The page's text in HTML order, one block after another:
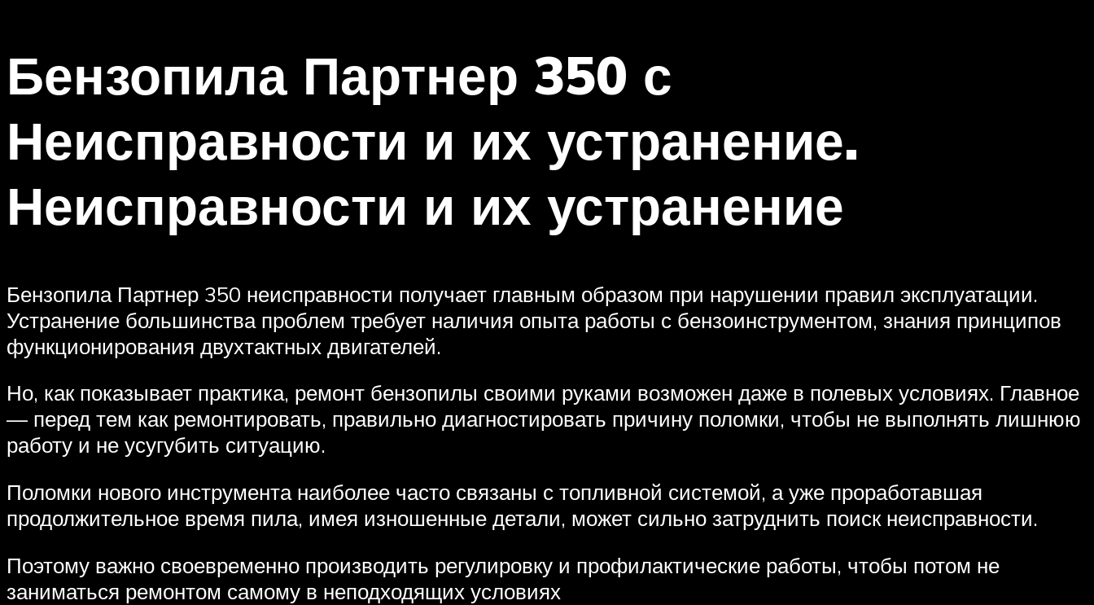
Бензопила Партнер 350 с
Неисправности и их устранение.
Неисправности и их устранение
Бензопила Партнер 350 неисправности получает главным образом при нарушении правил эксплуатации.
Устранение большинства проблем требует наличия опыта работы с бензоинструментом, знания принципов
функционирования двухтактных двигателей.
Но, как показывает практика, ремонт бензопилы своими руками возможен даже в полевых условиях. Главное
— перед тем как ремонтировать, правильно диагностировать причину поломки, чтобы не выполнять лишнюю
работу и не усугубить ситуацию.
Поломки нового инструмента наиболее часто связаны с топливной системой, а уже проработавшая
продолжительное время пила, имея изношенные детали, может сильно затруднить поиск неисправности.
Поэтому важно своевременно производить регулировку и профилактические работы, чтобы потом не
заниматься ремонтом самому в неподходящих условиях